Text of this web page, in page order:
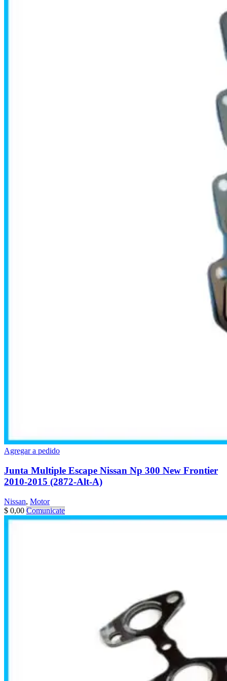
Agregar a pedido
Junta Multiple Escape Nissan Np 300 New Frontier
2010-2015 (2872-Alt-A)
Nissan, Motor
$ 0,00 Comunicate